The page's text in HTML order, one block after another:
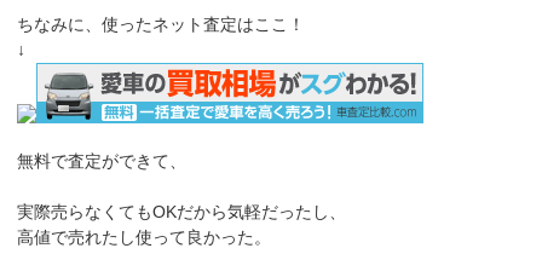
ちなみに、使ったネット査定はここ！
↓
無料で査定ができて、
実際売らなくてもOKだから気軽だったし、
高値で売れたし使って良かった。